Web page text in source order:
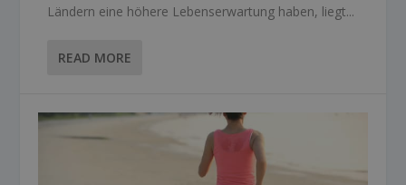
Ländern eine höhere Lebenserwartung haben, liegt...
READ MORE